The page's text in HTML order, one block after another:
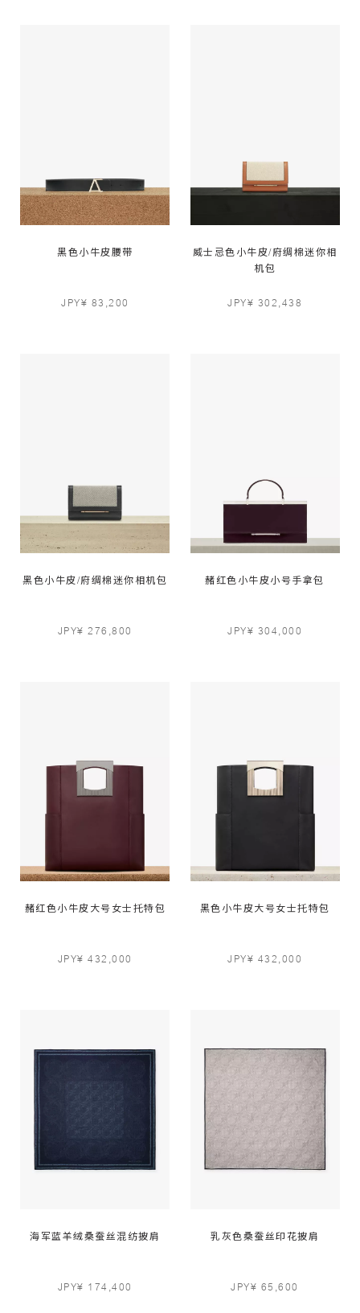
黑色小牛皮腰带
JPY¥ 83,200
威士忌色小牛皮/府绸棉迷你相
机包
JPY¥ 302,438
黑色小牛皮/府绸棉迷你相机包
JPY¥ 276,800
赭红色小牛皮小号手拿包
JPY¥ 304,000
赭红色小牛皮大号女士托特包
JPY¥ 432,000
黑色小牛皮大号女士托特包
JPY¥ 432,000
海军蓝羊绒桑蚕丝混纺披肩
JPY¥ 174,400
乳灰色桑蚕丝印花披肩
JPY¥ 65,600